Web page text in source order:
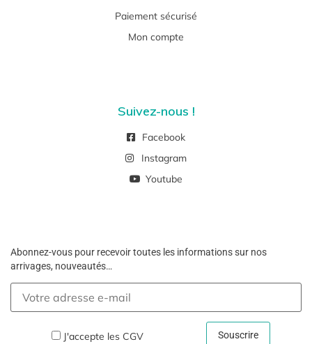
Paiement sécurisé
Mon compte
Suivez-nous !
Facebook
Instagram
Youtube
Abonnez-vous pour recevoir toutes les informations sur nos
arrivages, nouveautés…
J'accepte les CGV